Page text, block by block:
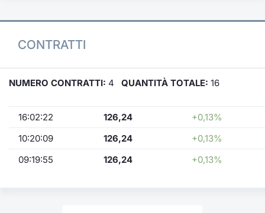
CONTRATTI
NUMERO CONTRATTI: 4 QUANTITÀ TOTALE: 16
16:02:22 126,24
+0,13%
10:20:09
126,24
+0,13%
09:19:55
126,24 +0,13%